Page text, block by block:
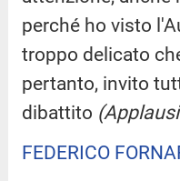
perché ho visto
troppo delicato
pertanto, invito
dibattito
FEDERICO